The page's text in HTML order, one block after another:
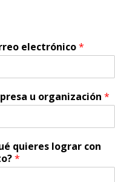
electrónico*
u organización *
quieres lograr con
*